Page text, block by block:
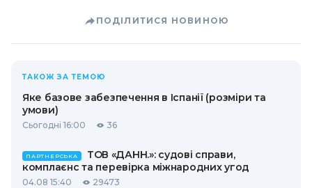
ПОДІЛИТИСЯ НОВИНОЮ
ТАКОЖ ЗА ТЕМОЮ
Яке базове забезпечення в Іспанії (розміри та
умови)
Сьогодні 16:00 36
ПАРТНЕРСЬКА
ТОВ «ДАНН.»: судові справи,
комплаєнс та перевірка міжнародних угод
04.08 15:40 29473